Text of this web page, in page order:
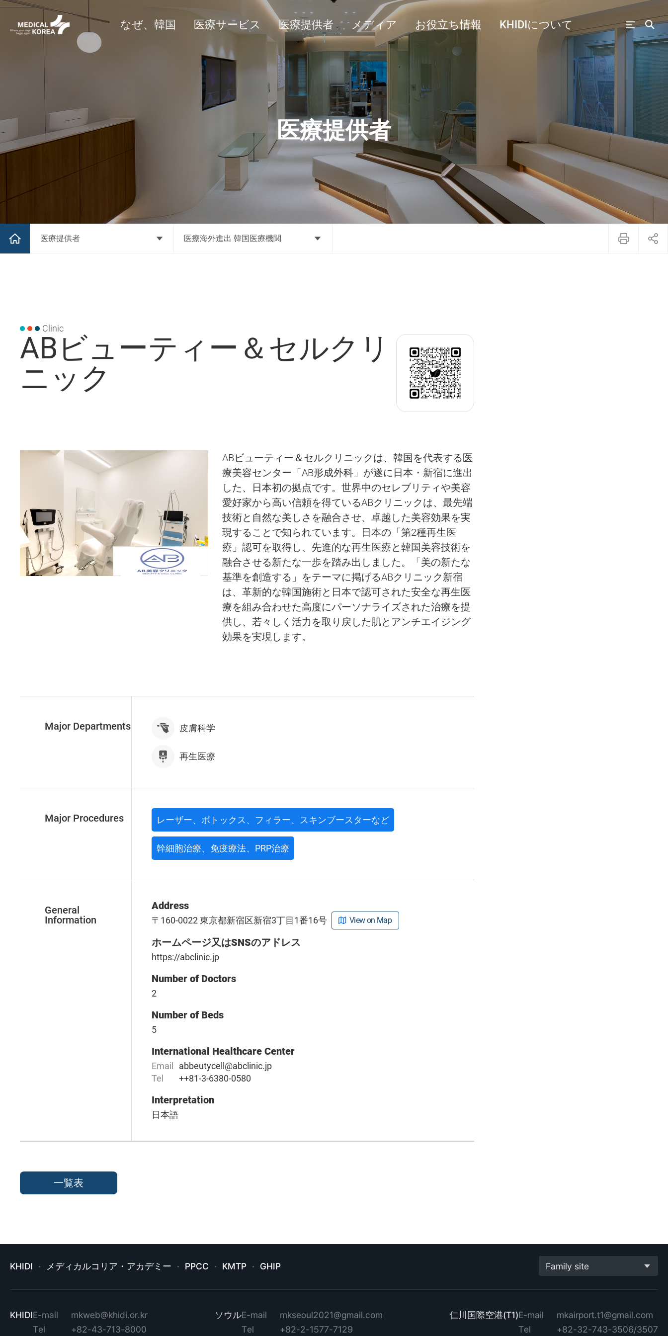
なぜ、韓国 医療サービス 医療提供者 メディア お役立ち情報 KHIDIについて
医療提供者
医療提供者 医療海外進出 韓国医療機関
Clinic
ABビューティー＆セルクリ
ニック
ABビューティー＆セルクリニックは、韓国を代表する医
療美容センター「AB形成外科」が遂に日本・新宿に進出
した、日本初の拠点です。世界中のセレブリティや美容
愛好家から高い信頼を得ているABクリニックは、最先端
技術と自然な美しさを融合させ、卓越した美容効果を実
現することで知られています。日本の「第2種再生医
療」認可を取得し、先進的な再生医療と韓国美容技術を
融合させる新たな一歩を踏み出しました。「美の新たな
基準を創造する」をテーマに掲げるABクリニック新宿
は、革新的な韓国施術と日本で認可された安全な再生医
療を組み合わせた高度にパーソナライズされた治療を提
供し、若々しく活力を取り戻した肌とアンチエイジング
効果を実現します。
Major Departments 皮膚科学
再生医療
Major Procedures レーザー、ボトックス、フィラー、スキンブースターなど
幹細胞治療、免疫療法、PRP治療
General
Information
Address
〒160-0022 東京都新宿区新宿3丁目1番16号 View on Map
ホームページ又はSNSのアドレス
https://abclinic.jp
Number of Doctors
2
Number of Beds
5
International Healthcare Center
Email
abbeutycell@abclinic.jp
Tel
++81-3-6380-0580
Interpretation
日本語
一覧表
KHIDI メディカルコリア・アカデミー PPCC KMTP GHIP
KHIDIE-mail
mkweb@khidi.or.kr
Tel
+82-43-713-8000
ソウルE-mail
mkseoul2021@gmail.com
Tel
+82-2-1577-7129
仁川国際空港(T1)E-mail
mkairport.t1@gmail.com
Tel
+82-32-743-3506/3507
Family site